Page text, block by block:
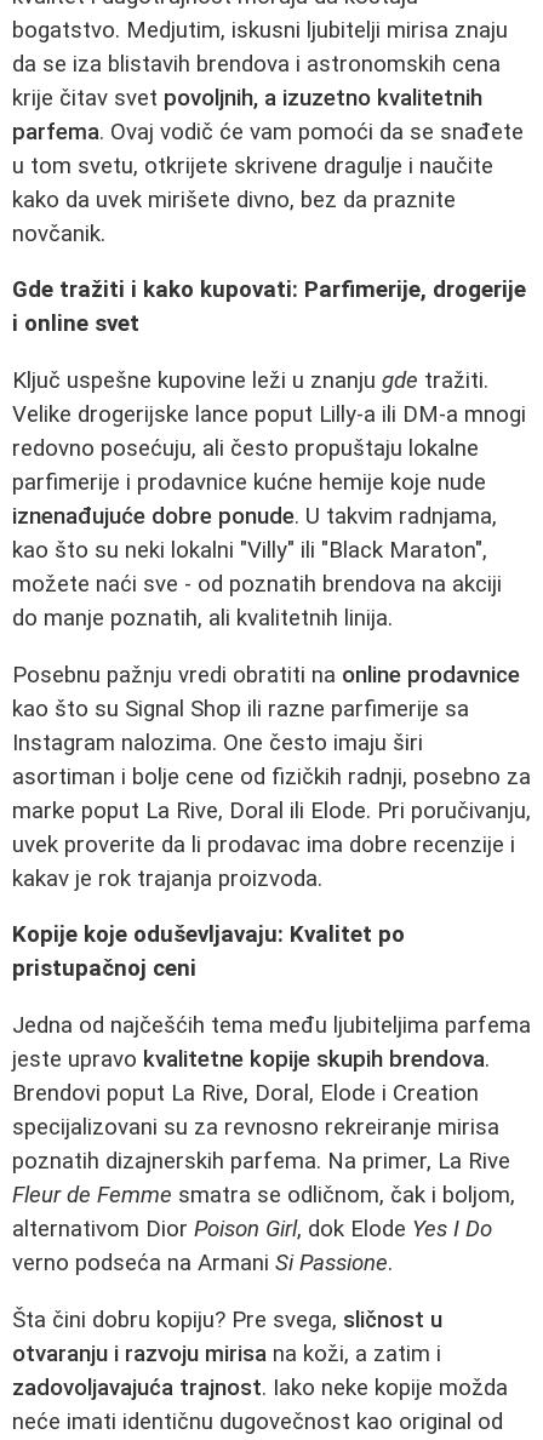
bogatstvo. Medjutim, iskusni ljubitelji mirisa znaju
da se iza blistavih brendova i astronomskih cena
krije čitav svet povoljnih, a izuzetno kvalitetnih
parfema. Ovaj vodič će vam pomoći da se snađete
u tom svetu, otkrijete skrivene dragulje i naučite
kako da uvek mirišete divno, bez da praznite
novčanik.
Gde tražiti i kako kupovati: Parfimerije, drogerije
i online svet
Ključ uspešne kupovine leži u znanju gde tražiti.
Velike drogerijske lance poput Lilly-a ili DM-a mnogi
redovno posećuju, ali često propuštaju lokalne
parfimerije i prodavnice kućne hemije koje nude
iznenađujuće dobre ponude. U takvim radnjama,
kao što su neki lokalni "Villy" ili "Black Maraton",
možete naći sve - od poznatih brendova na akciji
do manje poznatih, ali kvalitetnih linija.
Posebnu pažnju vredi obratiti na online prodavnice
kao što su Signal Shop ili razne parfimerije sa
Instagram nalozima. One često imaju širi
asortiman i bolje cene od fizičkih radnji, posebno za
marke poput La Rive, Doral ili Elode. Pri poručivanju,
uvek proverite da li prodavac ima dobre recenzije i
kakav je rok trajanja proizvoda.
Kopije koje oduševljavaju: Kvalitet po
pristupačnoj ceni
Jedna od najčešćih tema među ljubiteljima parfema
jeste upravo kvalitetne kopije skupih brendova.
Brendovi poput La Rive, Doral, Elode i Creation
specijalizovani su za revnosno rekreiranje mirisa
poznatih dizajnerskih parfema. Na primer, La Rive
Fleur de Femme smatra se odličnom, čak i boljom,
alternativom Dior Poison Girl, dok Elode Yes I Do
verno podseća na Armani Si Passione.
Šta čini dobru kopiju? Pre svega, sličnost u
otvaranju i razvoju mirisa na koži, a zatim i
zadovoljavajuća trajnost. Iako neke kopije možda
neće imati identičnu dugovečnost kao original od